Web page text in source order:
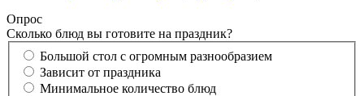
Опрос
Сколько блюд вы готовите на праздник?
Большой стол с огромным разнообразием
Зависит от праздника
Минимальное количество блюд